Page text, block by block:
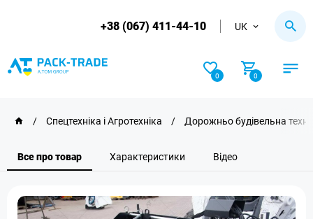
+38 (067) 411-44-10 UK
0 0
/ Спецтехніка і Агротехніка / Дорожньо будівельна
Все про товар Характеристики Відео